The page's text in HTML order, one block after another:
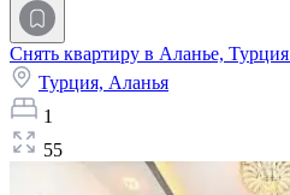
Снять квартиру в Аланье, Турция
Турция, Аланья
1
55